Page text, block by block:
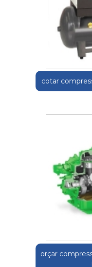
cotar
orçar